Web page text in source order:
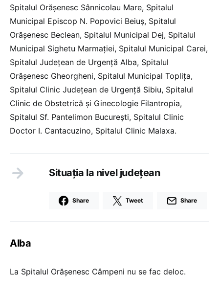
Spitalul Orășenesc Sânnicolau Mare, Spitalul
Municipal Episcop N. Popovici Beiuș, Spitalul
Orășenesc Beclean, Spitalul Municipal Dej, Spitalul
Municipal Sighetu Marmației, Spitalul Municipal Carei,
Spitalul Județean de Urgență Alba, Spitalul
Orășenesc Gheorgheni, Spitalul Municipal Toplița,
Spitalul Clinic Județean de Urgență Sibiu, Spitalul
Clinic de Obstetrică și Ginecologie Filantropia,
Spitalul Sf. Pantelimon București, Spitalul Clinic
Doctor I. Cantacuzino, Spitalul Clinic Malaxa.
Situația la nivel județean
Share Tweet Share
Alba
La Spitalul Orășenesc Câmpeni nu se fac deloc.